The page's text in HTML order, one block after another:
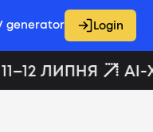
generator Login
ЛИПНЯ AI-